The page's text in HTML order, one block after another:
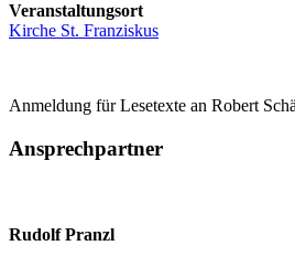
Veranstaltungsort
Kirche St. Franziskus
Anmeldung für Lesetexte an Robert
Ansprechpartner
Rudolf Pranzl